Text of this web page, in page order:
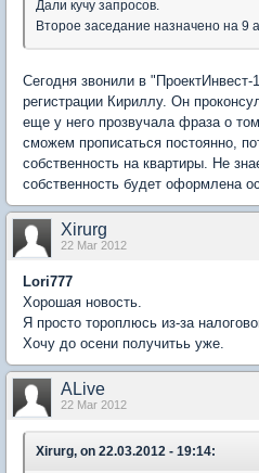
Дали кучу запросов.
Второе заседание назначено на 9
Сегодня звонили в
регистрации Кириллу. Он
еще у него прозвучала фраза о
сможем прописаться постоянно,
собственность на квартиры. Не
собственность будет оформлена
Xirurg
22 Mar 2012
Lori777
Хорошая новость.
Я просто тороплюсь из-за
Хочу до осени получитьь уже.
ALive
22 Mar 2012
Xirurg, on 22.03.2012 - 19:14: